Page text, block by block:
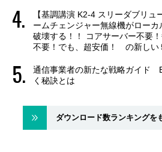
【基調講演 K2-4 スリーダブリ
ームチェンジャー無線機がロー
破壊する！！ コアサーバー不要
不要！でも、超安価！ の新しい
通信事業者の新たな戦略ガイド
く秘訣とは
ダウンロード数ランキングを